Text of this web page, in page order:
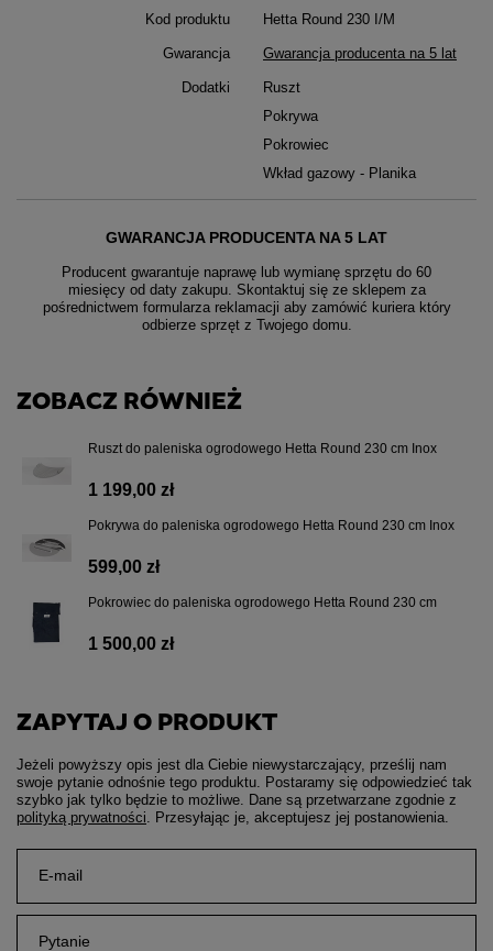
Kod produktu Hetta Round 230 I/M
Gwarancja Gwarancja producenta na 5 lat
Dodatki
Ruszt
Pokrywa
Pokrowiec
Wkład gazowy - Planika
GWARANCJA PRODUCENTA NA 5 LAT
Producent gwarantuje naprawę lub wymianę sprzętu do 60
miesięcy od daty zakupu. Skontaktuj się ze sklepem za
pośrednictwem formularza reklamacji aby zamówić kuriera który
odbierze sprzęt z Twojego domu.
ZOBACZ RÓWNIEŻ
Ruszt do paleniska ogrodowego Hetta Round 230 cm Inox
1 199,00 zł
Pokrywa do paleniska ogrodowego Hetta Round 230 cm Inox
599,00 zł
Pokrowiec do paleniska ogrodowego Hetta Round 230 cm
1 500,00 zł
ZAPYTAJ O PRODUKT
Jeżeli powyższy opis jest dla Ciebie niewystarczający, prześlij nam
swoje pytanie odnośnie tego produktu. Postaramy się odpowiedzieć tak
szybko jak tylko będzie to możliwe.
Dane są przetwarzane zgodnie z
polityką prywatności . Przesyłając je, akceptujesz jej postanowienia.
E-mail
Pytanie